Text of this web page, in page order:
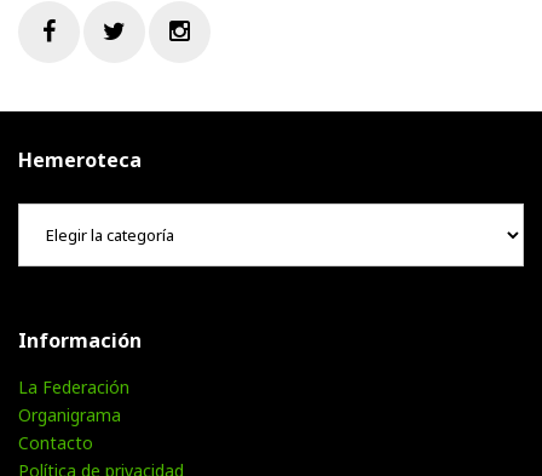
Hemeroteca
Hemeroteca
Información
La Federación
Organigrama
Contacto
Política de privacidad